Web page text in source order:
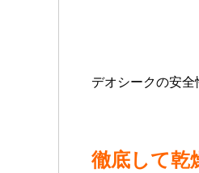
デオシークの安全
徹底して乾